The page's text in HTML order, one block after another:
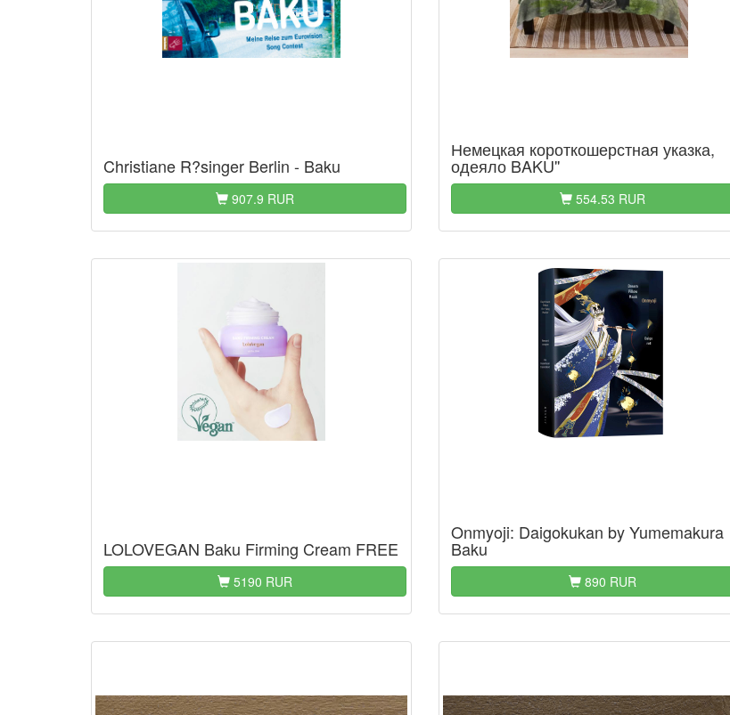
Christiane R?singer Berlin - Baku
907.9 RUR
Немецкая короткошерстная указка,
одеяло BAKU''
554.53 RUR
LOLOVEGAN Baku Firming Cream FREE
5190 RUR
Onmyoji: Daigokukan by Yumemakura
Baku
890 RUR